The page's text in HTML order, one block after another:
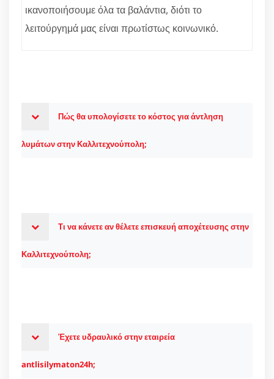
ικανοποιήσουμε όλα τα βαλάντια, διότι το
λειτούργημά μας είναι πρωτίστως κοινωνικό.
Πώς θα υπολογίσετε το κόστος για άντληση
λυμάτων στην Καλλιτεχνούπολη;
Τι να κάνετε αν θέλετε επισκευή αποχέτευσης στην
Καλλιτεχνούπολη;
Έχετε υδραυλικό στην εταιρεία
antlisilymaton24h;